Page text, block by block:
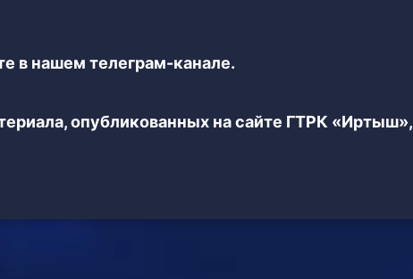
в нашем телеграм-канале.
опубликованных на сайте ГТРК «Иртыш»,